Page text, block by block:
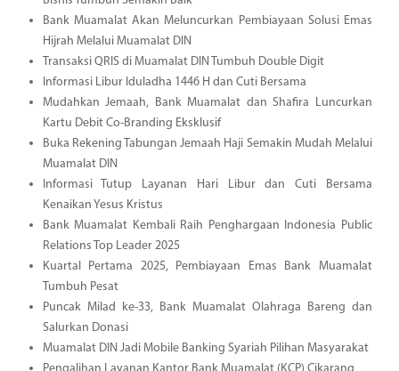
Bank Muamalat Akan Meluncurkan Pembiayaan Solusi Emas
Hijrah Melalui Muamalat DIN
Transaksi QRIS di Muamalat DIN Tumbuh Double Digit
Informasi Libur Iduladha 1446 H dan Cuti Bersama
Mudahkan Jemaah, Bank Muamalat dan Shafira Luncurkan
Kartu Debit Co-Branding Eksklusif
Buka Rekening Tabungan Jemaah Haji Semakin Mudah Melalui
Muamalat DIN
Informasi Tutup Layanan Hari Libur dan Cuti Bersama
Kenaikan Yesus Kristus
Bank Muamalat Kembali Raih Penghargaan Indonesia Public
Relations Top Leader 2025
Kuartal Pertama 2025, Pembiayaan Emas Bank Muamalat
Tumbuh Pesat
Puncak Milad ke-33, Bank Muamalat Olahraga Bareng dan
Salurkan Donasi
Muamalat DIN Jadi Mobile Banking Syariah Pilihan Masyarakat